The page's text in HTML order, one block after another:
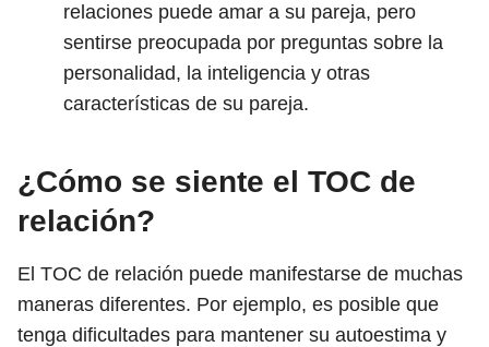
relaciones puede amar a su pareja, pero
sentirse preocupada por preguntas sobre la
personalidad, la inteligencia y otras
características de su pareja.
¿Cómo se siente el TOC de
relación?
El TOC de relación puede manifestarse de muchas
maneras diferentes. Por ejemplo, es posible que
tenga dificultades para mantener su autoestima y